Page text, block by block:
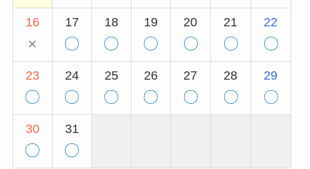
16
×
17
〇
18
〇
19
〇
20
〇
21
〇
22
〇
23
〇
24
〇
25
〇
26
〇
27
〇
28
〇
29
〇
30
〇
31
〇